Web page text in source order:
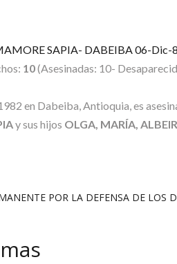
SAPIA- DABEIBA 06-Dic-
10(Asesinadas: 10-
en Dabeiba, Antioquia, es
y sus hijos OLGA, MARÍA,
POR LA DEFENSA DE